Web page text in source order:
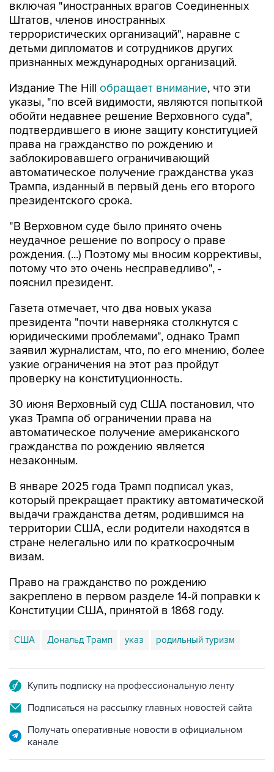
включая "иностранных врагов Соединенных
Штатов, членов иностранных
террористических организаций", наравне с
детьми дипломатов и сотрудников других
признанных международных организаций.
Издание The Hill обращает внимание, что эти
указы, "по всей видимости, являются попыткой
обойти недавнее решение Верховного суда",
подтвердившего в июне защиту конституцией
права на гражданство по рождению и
заблокировавшего ограничивающий
автоматическое получение гражданства указ
Трампа, изданный в первый день его второго
президентского срока.
"В Верховном суде было принято очень
неудачное решение по вопросу о праве
рождения. (...) Поэтому мы вносим коррективы,
потому что это очень несправедливо", -
пояснил президент.
Газета отмечает, что два новых указа
президента "почти наверняка столкнутся с
юридическими проблемами", однако Трамп
заявил журналистам, что, по его мнению, более
узкие ограничения на этот раз пройдут
проверку на конституционность.
30 июня Верховный суд США постановил, что
указ Трампа об ограничении права на
автоматическое получение американского
гражданства по рождению является
незаконным.
В январе 2025 года Трамп подписал указ,
который прекращает практику автоматической
выдачи гражданства детям, родившимся на
территории США, если родители находятся в
стране нелегально или по краткосрочным
визам.
Право на гражданство по рождению
закреплено в первом разделе 14-й поправки к
Конституции США, принятой в 1868 году.
США Дональд Трамп указ родильный туризм
Купить подписку на профессиональную ленту
Подписаться на рассылку главных новостей сайта
Получать оперативные новости в официальном
канале